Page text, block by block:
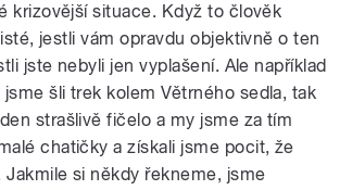
krizovější situace. Když to člověk
jestli vám opravdu objektivně o ten
jste nebyli jen vyplašení. Ale například
šli trek kolem Větrného sedla, tak
strašlivě fičelo a my jsme za tím
chatičky a získali jsme pocit, že
Jakmile si někdy řekneme, jsme